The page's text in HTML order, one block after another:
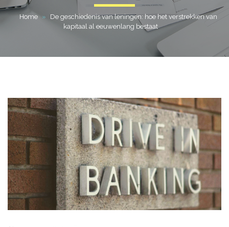
Home »
De geschiedenis van leningen: hoe het verstrekken van
kapitaal al eeuwenlang bestaat